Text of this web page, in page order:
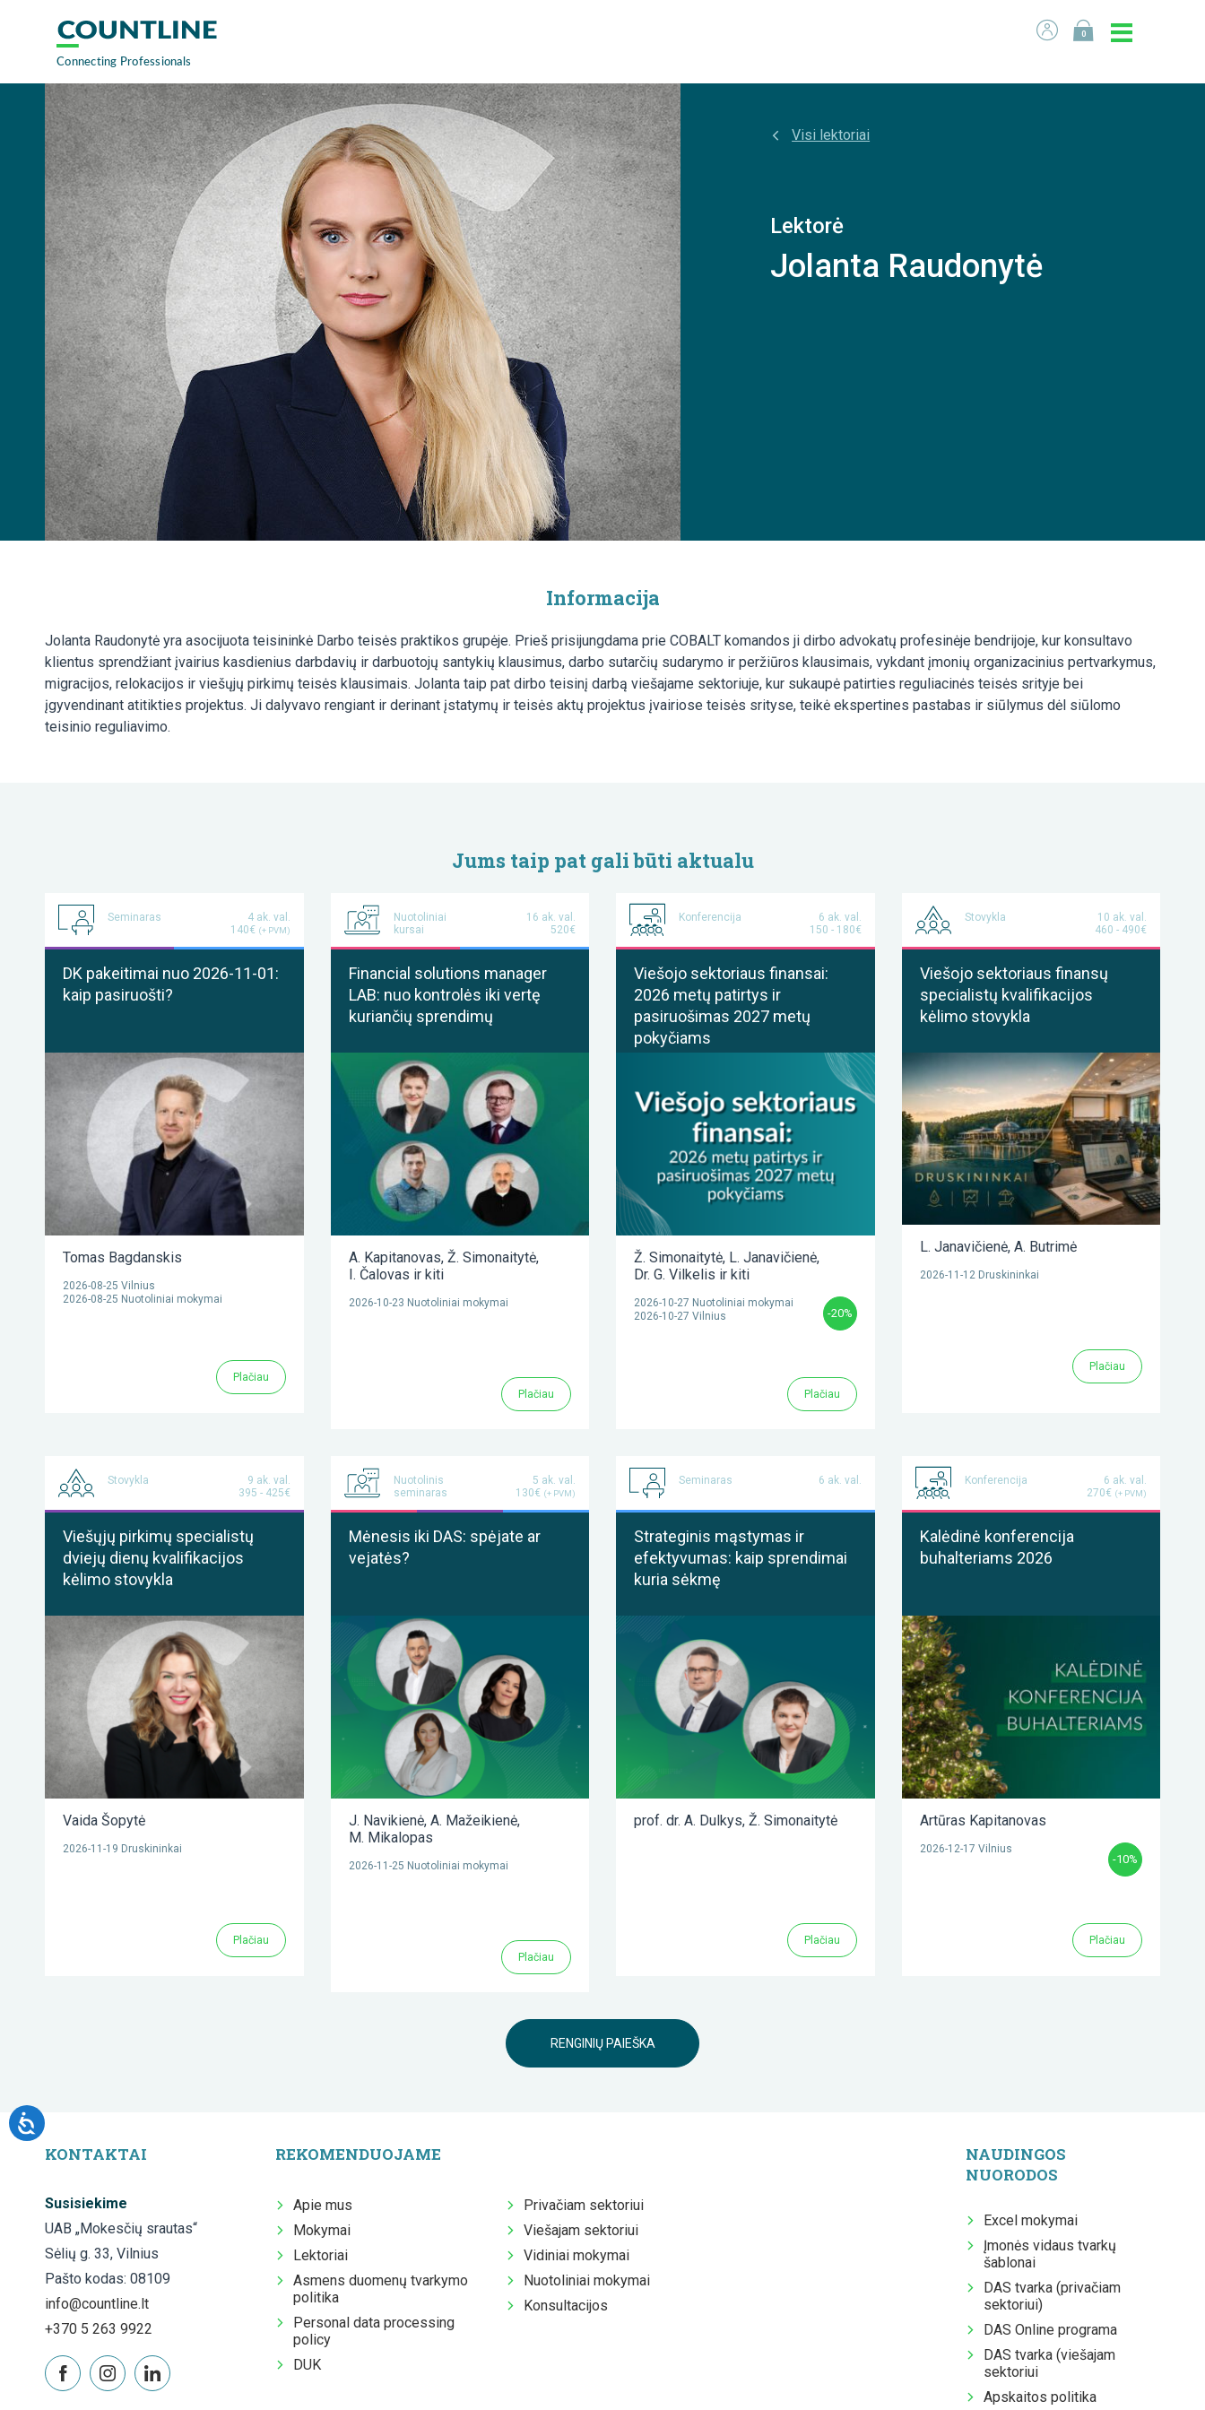
0
Visi lektoriai
Lektorė
Jolanta Raudonytė
Informacija
Jolanta Raudonytė yra asocijuota teisininkė Darbo teisės praktikos grupėje. Prieš prisijungdama prie COBALT komandos ji dirbo advokatų profesinėje bendrijoje, kur konsultavo
klientus sprendžiant įvairius kasdienius darbdavių ir darbuotojų santykių klausimus, darbo sutarčių sudarymo ir peržiūros klausimais, vykdant įmonių organizacinius pertvarkymus,
migracijos, relokacijos ir viešųjų pirkimų teisės klausimais. Jolanta taip pat dirbo teisinį darbą viešajame sektoriuje, kur sukaupė patirties reguliacinės teisės srityje bei
įgyvendinant atitikties projektus. Ji dalyvavo rengiant ir derinant įstatymų ir teisės aktų projektus įvairiose teisės srityse, teikė ekspertines pastabas ir siūlymus dėl siūlomo
teisinio reguliavimo.
Jums taip pat gali būti aktualu
Seminaras
4 ak. val.
140€ (+ PVM)
DK pakeitimai nuo 2026-11-01:
kaip pasiruošti?
Tomas Bagdanskis
2026-08-25 Vilnius
2026-08-25 Nuotoliniai mokymai
Plačiau
Nuotoliniai
kursai
16 ak. val.
520€
Financial solutions manager
LAB: nuo kontrolės iki vertę
kuriančių sprendimų
A. Kapitanovas, Ž. Simonaitytė,
I. Čalovas ir kiti
2026-10-23 Nuotoliniai mokymai
Plačiau
Konferencija
6 ak. val.
150 - 180€
Viešojo sektoriaus finansai:
2026 metų patirtys ir
pasiruošimas 2027 metų
pokyčiams
Ž. Simonaitytė, L. Janavičienė,
Dr. G. Vilkelis ir kiti
2026-10-27 Nuotoliniai mokymai
2026-10-27 Vilnius
-20%
Plačiau
Stovykla
10 ak. val.
460 - 490€
Viešojo sektoriaus finansų
specialistų kvalifikacijos
kėlimo stovykla
L. Janavičienė, A. Butrimė
2026-11-12 Druskininkai
Plačiau
Stovykla
9 ak. val.
395 - 425€
Viešųjų pirkimų specialistų
dviejų dienų kvalifikacijos
kėlimo stovykla
Vaida Šopytė
2026-11-19 Druskininkai
Plačiau
Nuotolinis
seminaras
5 ak. val.
130€ (+ PVM)
Mėnesis iki DAS: spėjate ar
vejatės?
J. Navikienė, A. Mažeikienė,
M. Mikalopas
2026-11-25 Nuotoliniai mokymai
Plačiau
Seminaras 6 ak. val.
Strateginis mąstymas ir
efektyvumas: kaip sprendimai
kuria sėkmę
prof. dr. A. Dulkys, Ž. Simonaitytė
Plačiau
Konferencija
6 ak. val.
270€ (+ PVM)
Kalėdinė konferencija
buhalteriams 2026
Artūras Kapitanovas
2026-12-17 Vilnius
-10%
Plačiau
RENGINIŲ PAIEŠKA
KONTAKTAI
Susisiekime
UAB „Mokesčių srautas“
Sėlių g. 33, Vilnius
Pašto kodas: 08109
info@countline.lt
+370 5 263 9922
REKOMENDUOJAME
Apie mus
Mokymai
Lektoriai
Asmens duomenų tvarkymo
politika
Personal data processing
policy
DUK
Privačiam sektoriui
Viešajam sektoriui
Vidiniai mokymai
Nuotoliniai mokymai
Konsultacijos
NAUDINGOS
NUORODOS
Excel mokymai
Įmonės vidaus tvarkų
šablonai
DAS tvarka (privačiam
sektoriui)
DAS Online programa
DAS tvarka (viešajam
sektoriui
Apskaitos politika